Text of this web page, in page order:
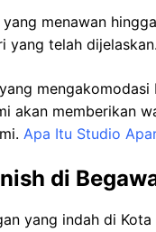
menawan
yang telah dijelaskan.
akan memberikan
Apa Itu Studio
di
yang indah di